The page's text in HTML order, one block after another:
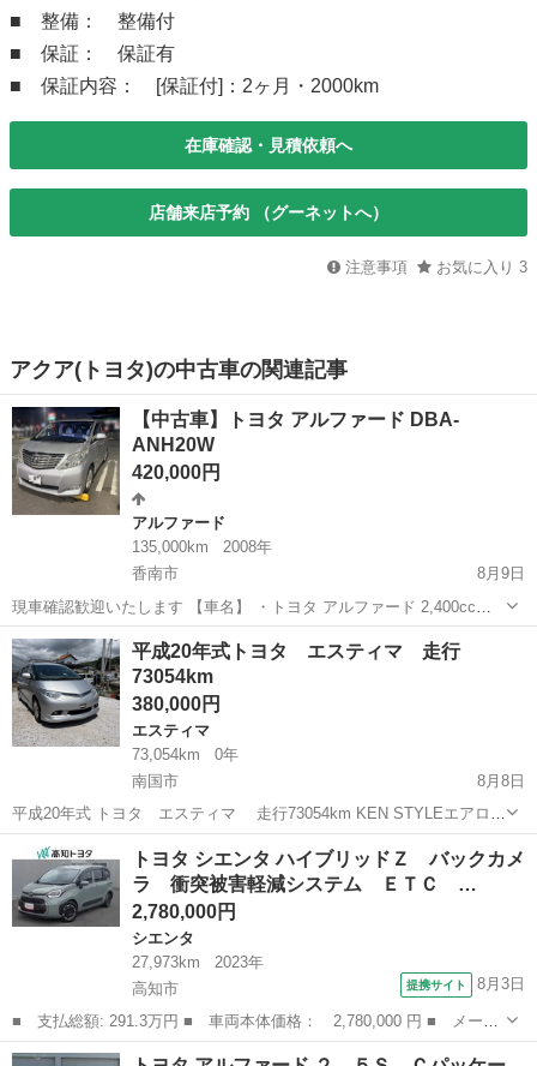
■ 整備： 整備付
■ 保証： 保証有
■ 保証内容： [保証付]：2ヶ月・2000km
在庫確認・見積依頼へ
店舗来店予約 （グーネットへ）
注意事項 お気に入り 3
アクア(トヨタ)の中古車の関連記事
【中古車】トヨタ アルファード DBA-
ANH20W
420,000円
アルファード
135,000km
2008年
香南市
8月9日
現車確認歓迎いたします 【車名】 ・トヨタ アルファード 2,400cc
2WD 【年式】 ・平成20年8月 【グレード】 ・240G 7人乗り 【ボディ
カラー】 ・シルバーメタリック 【走行距離】 ・135,...
高知 香南市 アルファード
平成20年式トヨタ エスティマ 走行
73054km
380,000円
エスティマ
73,054km
0年
南国市
8月8日
平成20年式 トヨタ エスティマ 走行73054km KEN STYLEエアロ
カロッツェリア フルセグナビ Bluetooth バックカメラ DVD 前後ド
ラレコ ETC付いてます。 片側オートスライドドア スマート...
高知 南国市 エスティマ ドラレコ
トヨタ シエンタ ハイブリッドＺ バックカメ
ラ 衝突被害軽減システム ＥＴＣ …
2,780,000円
シエンタ
27,973km
2023年
高知市
提携サイト 8月3日
■ 支払総額: 291.3万円 ■ 車両本体価格： 2,780,000 円 ■ メーカ
ー名： トヨタ ■ 車種名： シエンタ ■ グレード名： ハイブリ
高知 高知市 シエンタ